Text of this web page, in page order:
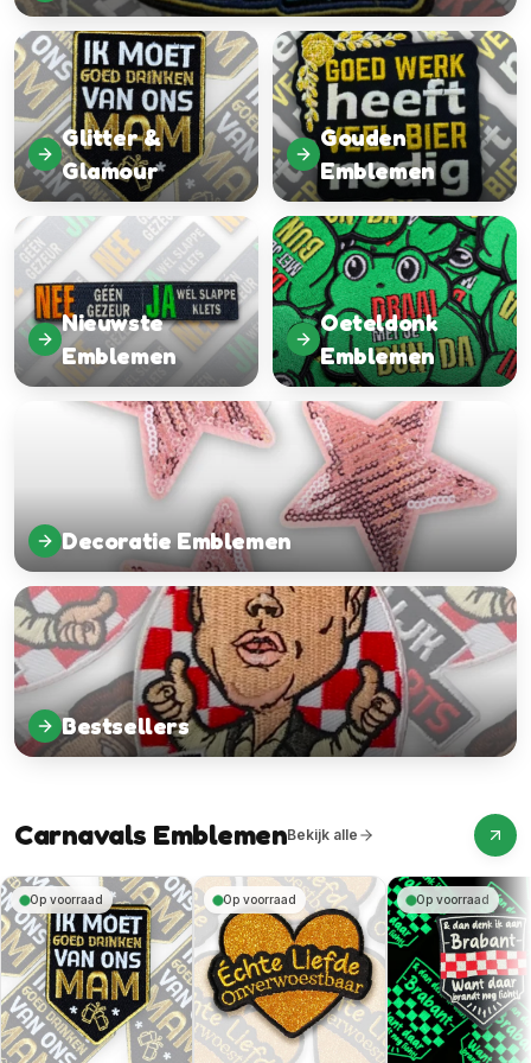
Glitter &
Glamour
Gouden
Emblemen
Nieuwste
Emblemen
Oeteldonk
Emblemen
Decoratie Emblemen
Bestsellers
Carnavals EmblemenBekijk alle
Op voorraad Op voorraad Op voorraad